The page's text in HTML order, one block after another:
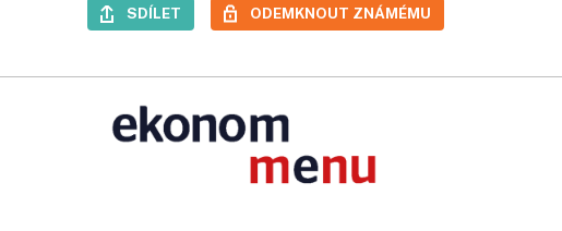
SDÍLET ODEMKNOUT ZNÁMÉMU